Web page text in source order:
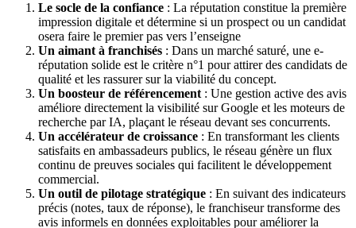
Le socle de la confiance : La réputation constitue la première
impression digitale et détermine si un prospect ou un candidat
osera faire le premier pas vers l’enseigne
Un aimant à franchisés : Dans un marché saturé, une e-
réputation solide est le critère n°1 pour attirer des candidats de
qualité et les rassurer sur la viabilité du concept.
Un boosteur de référencement : Une gestion active des avis
améliore directement la visibilité sur Google et les moteurs de
recherche par IA, plaçant le réseau devant ses concurrents.
Un accélérateur de croissance : En transformant les clients
satisfaits en ambassadeurs publics, le réseau génère un flux
continu de preuves sociales qui facilitent le développement
commercial.
Un outil de pilotage stratégique : En suivant des indicateurs
précis (notes, taux de réponse), le franchiseur transforme des
avis informels en données exploitables pour améliorer la